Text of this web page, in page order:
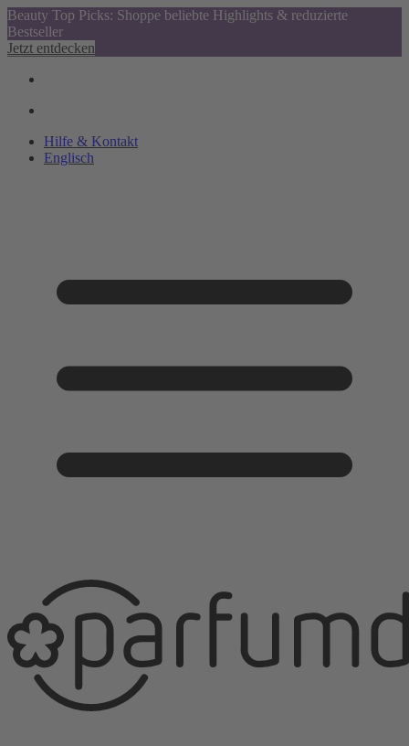
Beauty Top Picks: Shoppe beliebte Highlights & reduzierte
Bestseller
Jetzt entdecken
Hilfe & Kontakt
Englisch